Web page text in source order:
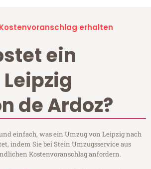
erhalten
ein
de Ardoz?
einfach, was ein Umzug von Leipzig nach
indem Sie bei Stein Umzugsservice aus
Kostenvoranschlag anfordern.